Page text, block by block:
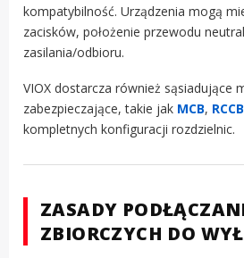
kompatybilność. Urządzenia mogą
zacisków, położenie przewodu
zasilania/odbioru.
VIOX dostarcza również sąsiadujące
zabezpieczające, takie jak MCB, RCCB
kompletnych konfiguracji rozdzielnic.
ZASADY
ZBIORCZYCH DO